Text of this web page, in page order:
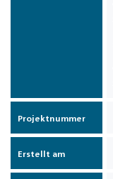
Projektnummer
Erstellt am